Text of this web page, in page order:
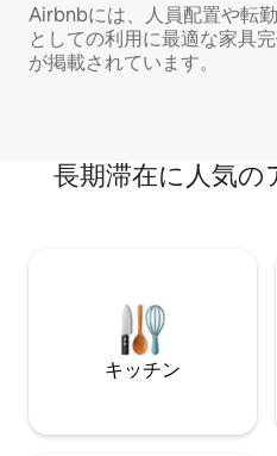
Airbnbには、人員配置や転
としての利用に最適な家具
が掲載されています。
長期滞在に人気
キッチン